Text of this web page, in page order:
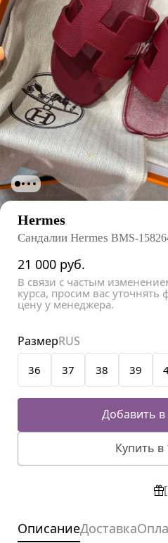
Hermes
Сандалии Hermes BMS-
21 000 руб.
В связи с частым
курса, просим вас
цену у менеджера.
36 37 38 39
РазмерRUS
Добавить в
Купить в
ОписаниеДоставка